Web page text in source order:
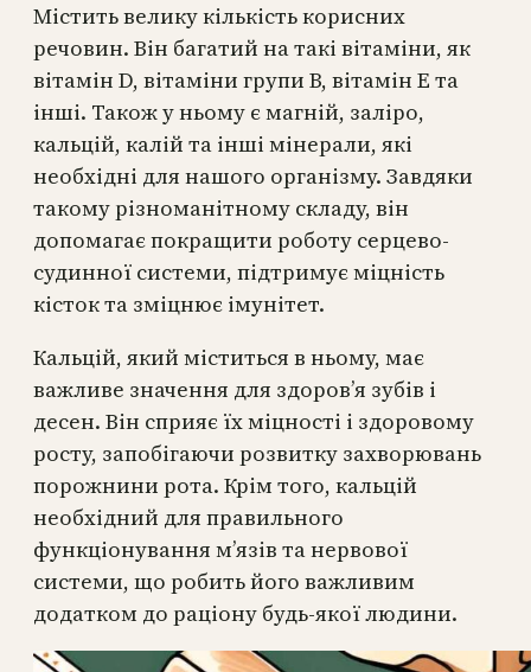
Містить велику кількість корисних
речовин. Він багатий на такі вітаміни, як
вітамін D, вітаміни групи В, вітамін Е та
інші. Також у ньому є магній, заліро,
кальцій, калій та інші мінерали, які
необхідні для нашого організму. Завдяки
такому різноманітному складу, він
допомагає покращити роботу серцево-
судинної системи, підтримує міцність
кісток та зміцнює імунітет.
Кальцій, який міститься в ньому, має
важливе значення для здоров’я зубів і
десен. Він сприяє їх міцності і здоровому
росту, запобігаючи розвитку захворювань
порожнини рота. Крім того, кальцій
необхідний для правильного
функціонування м’язів та нервової
системи, що робить його важливим
додатком до раціону будь-якої людини.